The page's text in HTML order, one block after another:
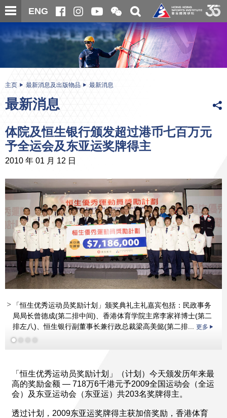
跳
至
内
ENG
开
合
微
信
二
维
码
关
搜
寻
内
主页 最新消息及出版物品 最新消息
最新消息
体院及恒生银行颁发超过港币七百万元
予全运会及东亚运奖牌得主
2010 年 01 月 12 日
「恒生优秀运动员奖励计划」颁奖典礼主礼嘉宾包括：民政事务
局局长曾德成(第二排中间)、香港体育学院主席李家祥博士(第二
排左八)、恒生银行副董事长兼行政总裁梁高美懿(第二排... 更多
「恒生优秀运动员奖励计划」（计划）今天颁发历年来最
高的奖励金额 — 718万6千港元予2009全国运动会（全运
会）及东亚运动会（东亚运）共203名奖牌得主。
透过计划，2009东亚运奖牌得主获加倍奖励，香港体育